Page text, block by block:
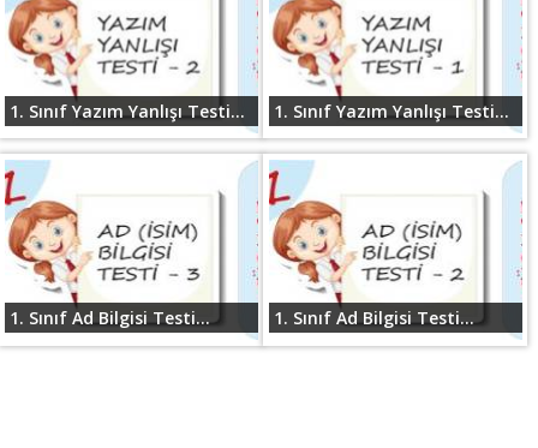
1. Sınıf Yazım Yanlışı Testi... 1. Sınıf Yazım Yanlışı Testi...
1. Sınıf Ad Bilgisi Testi... 1. Sınıf Ad Bilgisi Testi...